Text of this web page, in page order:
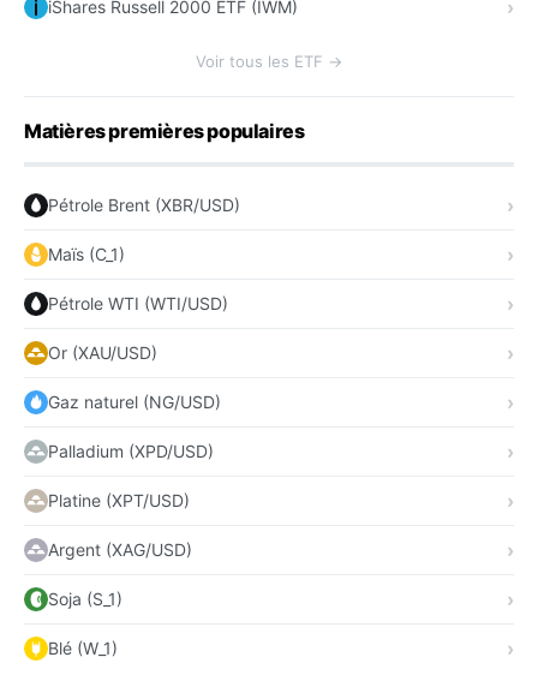
iShares Russell 2000 ETF (IWM)
Voir tous les ETF →
Matières premières populaires
Pétrole Brent (XBR/USD)
Maïs (C_1)
Pétrole WTI (WTI/USD)
Or (XAU/USD)
Gaz naturel (NG/USD)
Palladium (XPD/USD)
Platine (XPT/USD)
Argent (XAG/USD)
Soja (S_1)
Blé (W_1)